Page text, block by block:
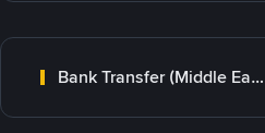
Bank Transfer (Middle East)